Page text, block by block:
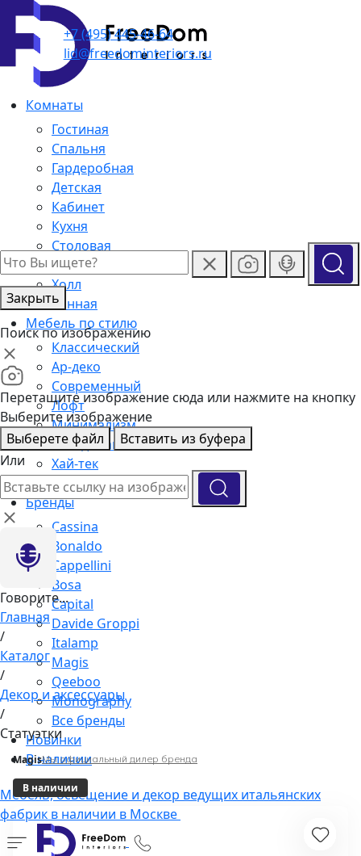
+7 (495) 445-46-64
lid@freedominteriors.ru
Комнаты
Гостиная
Спальня
Гардеробная
Детская
Кабинет
Кухня
Столовая
Outdoor
Холл
Ванная
Мебель по стилю
Классический
Ар-деко
Современный
Лофт
Минимализм
Скандинавский
Хай-тек
Подборка интерьеров
Бренды
Cassina
Bonaldo
Cappellini
Bosa
Capital
Davide Groppi
Italamp
Magis
Qeeboo
Monography
Все бренды
Новинки
В наличии
Мебель, освещение и декор ведущих итальянских
фабрик в наличии в Москве
Закрыть
Поиск по изображению
Перетащите изображение сюда или нажмите на кнопку
Выберите изображение
Выберете файл
Вставить из буфера
Или
Говорите...
Главная
/
Каталог
/
Декор и аксессуары
/
Статуэтки
MagisМы официальный дилер бренда
В наличии